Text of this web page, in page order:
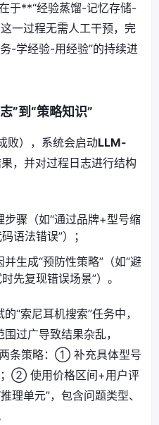
于**“经验蒸馏-记忆存储-
一过程无需人工干预，完
-学经验-用经验”的持续进
”到“策略知识”
败），系统会启动LLM-
，并对过程日志进行结构
步骤（如“通过品牌+型号缩
语法错误”）；
并生成“预防性策略”（如“避
先复现错误场景”）。
“索尼耳机搜索”任务中，
过广导致结果杂乱，
条策略：① 补充具体型号
；② 使用价格区间+用户评
理单元”，包含问题类型、